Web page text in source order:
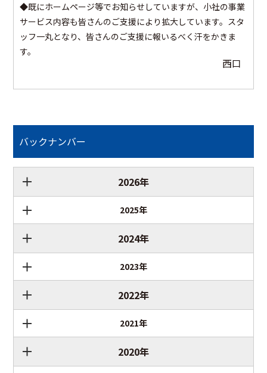
◆既にホームページ等でお知らせしていますが、小社の事業
サービス内容も皆さんのご支援により拡大しています。スタ
ッフ一丸となり、皆さんのご支援に報いるべく汗をかきま
す。
西口
バックナンバー
2026年
2025年
2024年
2023年
2022年
2021年
2020年